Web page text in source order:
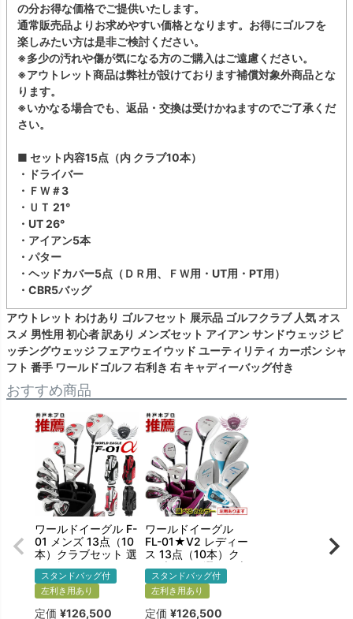
の分お得な価格でご提供いたします。
通常販売品よりお求めやすい価格となります。お得にゴルフを
楽しみたい方は是非ご検討ください。
※多少の汚れや傷が気になる方のご購入はご遠慮ください。
※アウトレット商品は弊社が設けております補償対象外商品とな
ります。
※いかなる場合でも、返品・交換は受けかねますのでご了承くだ
さい。
■ セット内容15点（内 クラブ10本）
・ドライバー
・ＦＷ＃3
・ＵＴ 21°
・UT 26°
・アイアン5本
・パター
・ヘッドカバー5点（ＤＲ用、ＦＷ用・UT用・PT用）
・CBR5バッグ
アウトレット わけあり ゴルフセット 展示品 ゴルフクラブ 人気 オス
スメ 男性用 初心者 訳あり メンズセット アイアン サンドウェッジ ピ
ッチングウェッジ フェアウェイウッド ユーティリティ カーボン シャ
フト 番手 ワールドゴルフ 右利き 右 キャディーバッグ付き
おすすめ商品
ワールドイーグル F-
01 メンズ 13点（10
本）クラブセット 選
べる軽量スタンドバ
ッグ付 右用 左用
スタンドバッグ付
左利き用あり
定価 ¥126,500
ワールドイーグル
FL-01★V2 レディー
ス 13点（10本）ク
ラブセット 選べる専
用スタンドバッグ付
右用 左用
スタンドバッグ付
左利き用あり
定価 ¥126,500